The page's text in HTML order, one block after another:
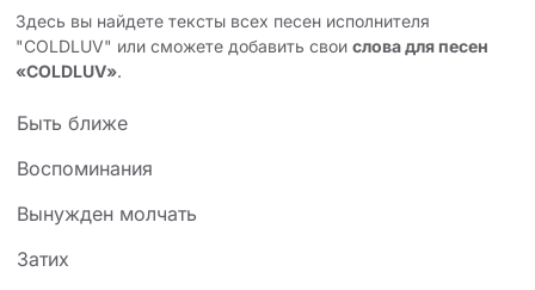
Здесь вы найдете тексты всех песен исполнителя
"COLDLUV" или сможете добавить свои слова для песен
«COLDLUV».
Быть ближе
Воспоминания
Вынужден молчать
Затих